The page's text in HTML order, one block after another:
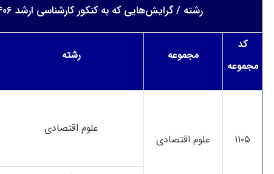
رشته / گرایش‌هایی که به کنکور کارشناسی ارشد ۱۴۰۶ اضافه شده است:
کد
مجموعه
مجموعه رشته
۱۱۰۵ علوم اقتصادی
علوم اقتصادی